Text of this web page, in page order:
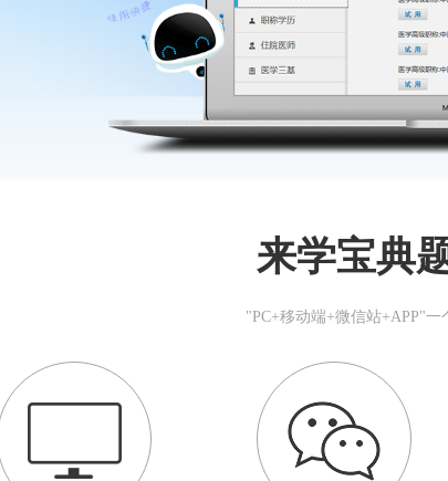
来学宝典
"PC+移动端+微信站+APP"